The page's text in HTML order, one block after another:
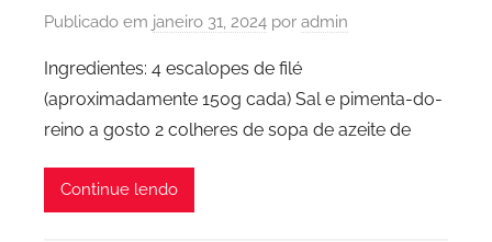
Publicado em janeiro 31, 2024 por admin
Ingredientes: 4 escalopes de filé
(aproximadamente 150g cada) Sal e pimenta-do-
reino a gosto 2 colheres de sopa de azeite de
Continue lendo